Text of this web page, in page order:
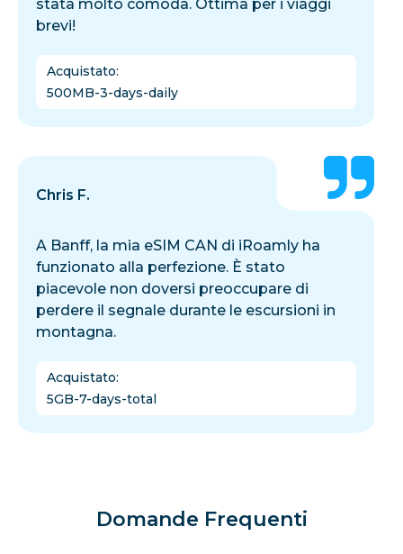
stata molto comoda. Ottima per i viaggi
brevi!
Acquistato:
500MB-3-days-daily
Chris F.
A Banff, la mia eSIM CAN di iRoamly ha
funzionato alla perfezione. È stato
piacevole non doversi preoccupare di
perdere il segnale durante le escursioni in
montagna.
Acquistato:
5GB-7-days-total
Domande Frequenti